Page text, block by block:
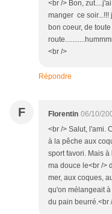
<br /> Bon,
manger ce soir...!!!
bon coeur, de
<br />
Répondre
F Florentin 06/10/
<br /> Salut, l'ami.
à la pêche aux
sport favori. Mais
ma douce le<br />
mer, aux coques,
qu'on mélangeait
du pain beurré.<br